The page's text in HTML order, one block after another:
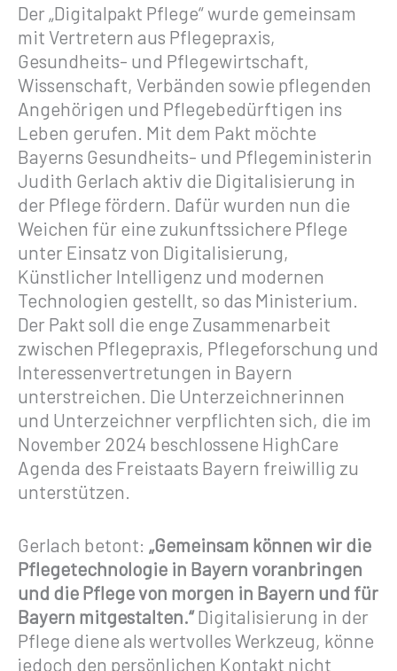
Der „Digitalpakt Pflege“ wurde gemeinsam
mit Vertretern aus Pflegepraxis,
Gesundheits- und Pflegewirtschaft,
Wissenschaft, Verbänden sowie pflegenden
Angehörigen und Pflegebedürftigen ins
Leben gerufen. Mit dem Pakt möchte
Bayerns Gesundheits- und Pflegeministerin
Judith Gerlach aktiv die Digitalisierung in
der Pflege fördern. Dafür wurden nun die
Weichen für eine zukunftssichere Pflege
unter Einsatz von Digitalisierung,
Künstlicher Intelligenz und modernen
Technologien gestellt, so das Ministerium.
Der Pakt soll die enge Zusammenarbeit
zwischen Pflegepraxis, Pflegeforschung und
Interessenvertretungen in Bayern
unterstreichen. Die Unterzeichnerinnen
und Unterzeichner verpflichten sich, die im
November 2024 beschlossene HighCare
Agenda des Freistaats Bayern freiwillig zu
unterstützen.
Gerlach betont: „Gemeinsam können wir die
Pflegetechnologie in Bayern voranbringen
und die Pflege von morgen in Bayern und für
Bayern mitgestalten.“Digitalisierung in der
Pflege diene als wertvolles Werkzeug, könne
jedoch den persönlichen Kontakt nicht